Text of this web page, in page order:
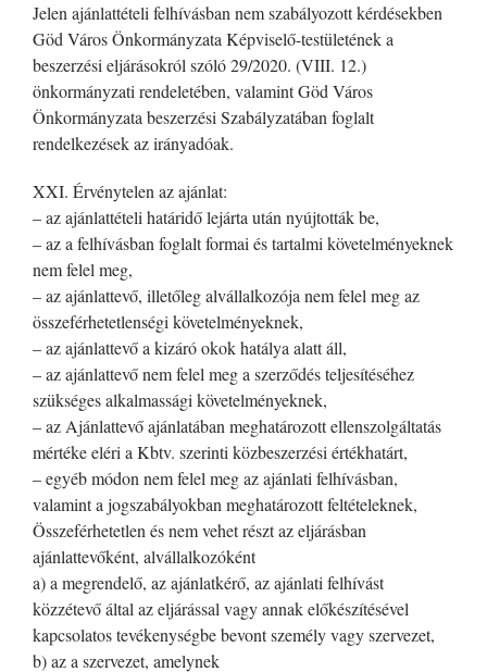
Jelen ajánlattételi felhívásban nem szabályozott kérdésekben
Göd Város Önkormányzata Képviselő-testületének a
beszerzési eljárásokról szóló 29/2020. (VIII. 12.)
önkormányzati rendeletében, valamint Göd Város
Önkormányzata beszerzési Szabályzatában foglalt
rendelkezések az irányadóak.
XXI. Érvénytelen az ajánlat:
– az ajánlattételi határidő lejárta után nyújtották be,
– az a felhívásban foglalt formai és tartalmi követelményeknek
nem felel meg,
– az ajánlattevő, illetőleg alvállalkozója nem felel meg az
összeférhetetlenségi követelményeknek,
– az ajánlattevő a kizáró okok hatálya alatt áll,
– az ajánlattevő nem felel meg a szerződés teljesítéséhez
szükséges alkalmassági követelményeknek,
– az Ajánlattevő ajánlatában meghatározott ellenszolgáltatás
mértéke eléri a Kbtv. szerinti közbeszerzési értékhatárt,
– egyéb módon nem felel meg az ajánlati felhívásban,
valamint a jogszabályokban meghatározott feltételeknek,
Összeférhetetlen és nem vehet részt az eljárásban
ajánlattevőként, alvállalkozóként
a) a megrendelő, az ajánlatkérő, az ajánlati felhívást
közzétevő által az eljárással vagy annak előkészítésével
kapcsolatos tevékenységbe bevont személy vagy szervezet,
b) az a szervezet, amelynek